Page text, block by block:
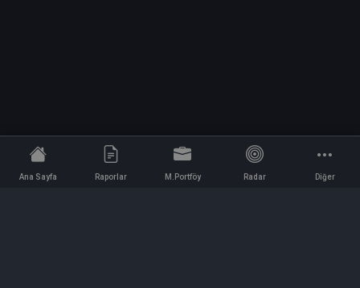
Ana Sayfa Raporlar M.Portföy Radar Diğer